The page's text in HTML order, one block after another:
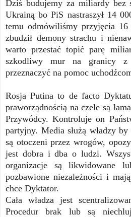
Dziś budujemy za miliardy bez
Ukrainą bo PiS nastraszył 14
temu odmówiliśmy przyjęcia
zbudził demony strachu i
warto przestać topić parę
szkodliwy mur na granicy
przeznaczyć na pomoc
Rosja Putina to de facto
praworządnością na czele są
Przywódcy. Kontroluje on
partyjny. Media służą władzy
są otoczeni przez wrogów,
jest dobra i dba o ludzi.
organizacje są likwidowane
pozbawione niezależności i
chce Dyktator.
Cała władza jest
Procedur brak lub są